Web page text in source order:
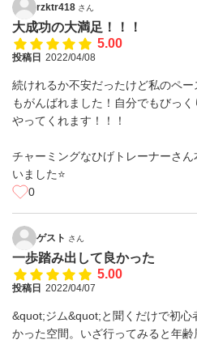
rzktr418 さん
大成功の大満足！！！
5.00
投稿日 2022/04/08
続けれるか不安だったけど私のペ
もがんばれました！自分でもびっ
やってくれます！！！
チャーミングなひげトレーナーさ
いました⭐️
0
ゲスト さん
一歩踏み出して良かった
5.00
投稿日 2022/04/07
&quot;ジム&quot;と聞くだけで初
かった空間。いざ行ってみると年